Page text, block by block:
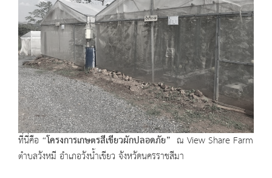
ที่นี่คือ “โครงการเกษตรสีเขียวผักปลอดภัย” ณ View Share Farm
ตำบลวังหมี อำเภอวังน้ำเขียว จังหวัดนครราชสีมา